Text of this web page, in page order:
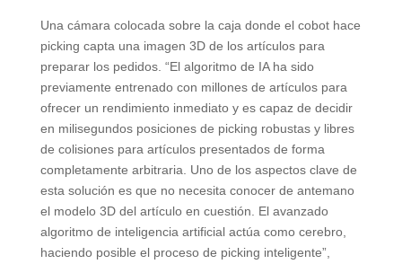
Una cámara colocada sobre la caja donde el cobot hace
picking capta una imagen 3D de los artículos para
preparar los pedidos. “El algoritmo de IA ha sido
previamente entrenado con millones de artículos para
ofrecer un rendimiento inmediato y es capaz de decidir
en milisegundos posiciones de picking robustas y libres
de colisiones para artículos presentados de forma
completamente arbitraria. Uno de los aspectos clave de
esta solución es que no necesita conocer de antemano
el modelo 3D del artículo en cuestión. El avanzado
algoritmo de inteligencia artificial actúa como cerebro,
haciendo posible el proceso de picking inteligente”,